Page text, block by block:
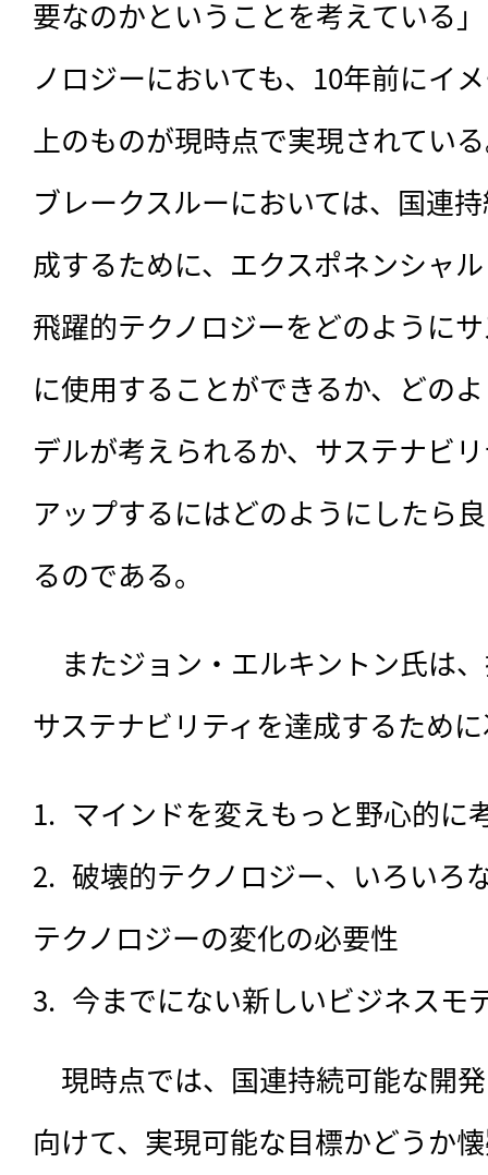
要なのかということを考えている
ノロジーにおいても、10年前にイ
上のものが現時点で実現されてい
ブレークスルーにおいては、国連
成するために、エクスポネンシャ
飛躍的テクノロジーをどのように
に使用することができるか、どの
デルが考えられるか、サステナビ
アップするにはどのようにしたら
るのである。
またジョン・エルキントン氏は
サステナビリティを達成するため
マインドを変えもっと野心的に
破壊的テクノロジー、いろいろ
テクノロジーの変化の必要性
今までにない新しいビジネスモ
現時点では、国連持続可能な開
向けて、実現可能な目標かどうか